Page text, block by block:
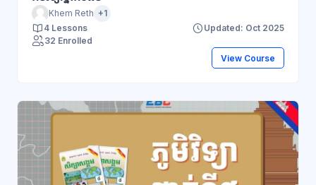
Khem Reth +1
4 Lessons
Updated: Oct 2025
32 Enrolled
View Course